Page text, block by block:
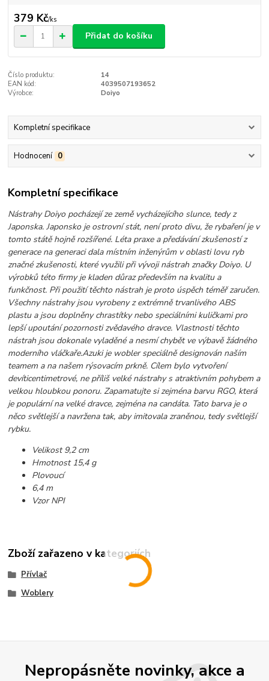
379 Kč/ks
Přidat do košíku
Číslo produktu:
14
EAN kód:
4039507193652
Výrobce:
Doiyo
Kompletní specifikace
Hodnocení 0
Kompletní specifikace
Nástrahy Doiyo pocházejí ze země vycházejícího slunce, tedy z
Japonska. Japonsko je ostrovní stát, není proto divu, že rybaření je v
tomto státě hojně rozšířené. Léta praxe a předávání zkušeností z
generace na generaci dala místním inženýrům v oblasti lovu ryb
značné zkušenosti, které využili při vývoji nástrah značky Doiyo. U
výrobků této firmy je kladen důraz především na kvalitu a
funkčnost. Při použití těchto nástrah je proto úspěch téměř zaručen.
Všechny nástrahy jsou vyrobeny z extrémně trvanlivého ABS
plastu a jsou doplněny chrastítky nebo speciálními kuličkami pro
lepší upoutání pozornosti zvědavého dravce. Vlastnosti těchto
nástrah jsou dokonale vyladěné a nesmí chybět ve výbavě žádného
moderního vláčkaře.Azuki je wobler speciálně designován naším
teamem a na našem rýsovacím prkně. Cílem bylo vytvoření
devíticentimetrové, ne příliš velké nástrahy s atraktivním pohybem a
velkou hloubkou ponoru. Zapamatujte si zejména barvu RGO, která
je populární na velké dravce, zejména na candáta. Tato barva je o
něco světlejší a navržena tak, aby imitovala zraněnou, tedy světlejší
rybku.
Velikost 9,2 cm
Hmotnost 15,4 g
Plovoucí
6,4 m
Vzor NPI
Zboží zařazeno v kategoriích
Přívlač
Woblery
Nepropásněte novinky, akce a